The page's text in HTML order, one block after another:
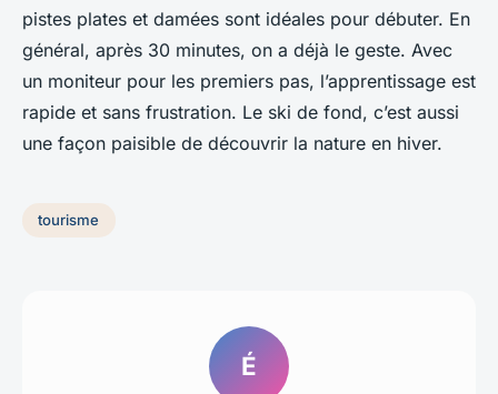
pistes plates et damées sont idéales pour débuter. En
général, après 30 minutes, on a déjà le geste. Avec
un moniteur pour les premiers pas, l’apprentissage est
rapide et sans frustration. Le ski de fond, c’est aussi
une façon paisible de découvrir la nature en hiver.
tourisme
É